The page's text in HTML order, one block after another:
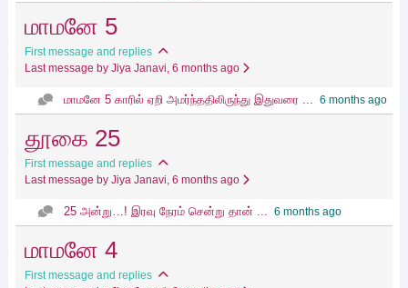
மாமனே 5
First message and replies
Last message by Jiya Janavi, 6 months ago
மாமனே 5 காரில் ஏறி அமர்ந்ததிலிருந்து இதுவரை ... 6 months ago
தூகை 25
First message and replies
Last message by Jiya Janavi, 6 months ago
25 அன்று…! இரவு நேரம் சென்று தான் ... 6 months ago
மாமனே 4
First message and replies